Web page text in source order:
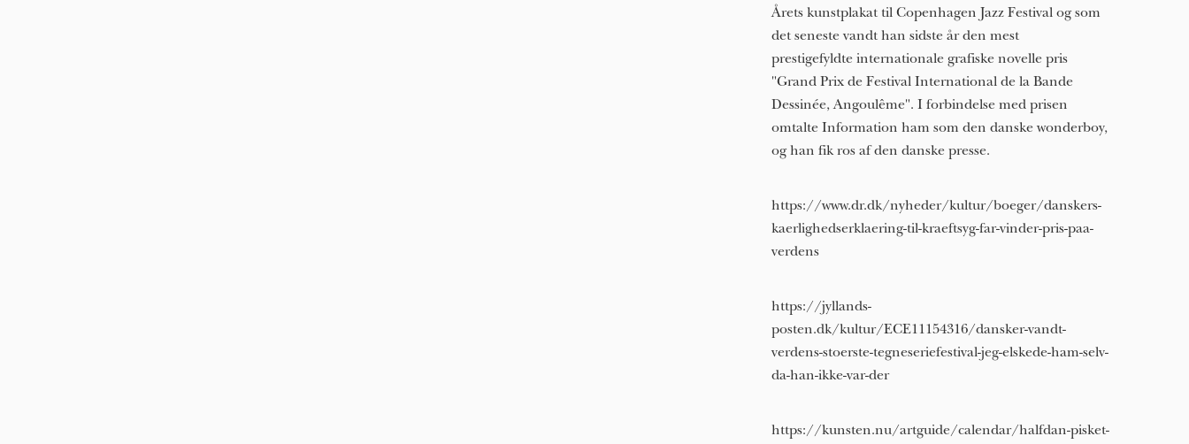
Årets kunstplakat til Copenhagen Jazz Festival og som
det seneste vandt han sidste år den mest
prestigefyldte internationale grafiske novelle pris
"Grand Prix de Festival International de la Bande
Dessinée, Angoulême". I forbindelse med prisen
omtalte Information ham som den danske wonderboy,
og han fik ros af den danske presse.
https://www.dr.dk/nyheder/kultur/boeger/danskers-
kaerlighedserklaering-til-kraeftsyg-far-vinder-pris-paa-
verdens
https://jyllands-
posten.dk/kultur/ECE11154316/dansker-vandt-
verdens-stoerste-tegneseriefestival-jeg-elskede-ham-selv-
da-han-ikke-var-der
https://kunsten.nu/artguide/calendar/halfdan-pisket-